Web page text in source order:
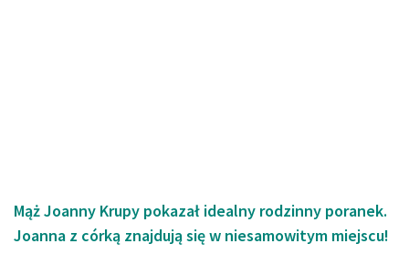
Mąż Joanny Krupy pokazał idealny rodzinny poranek.
Joanna z córką znajdują się w niesamowitym miejscu!